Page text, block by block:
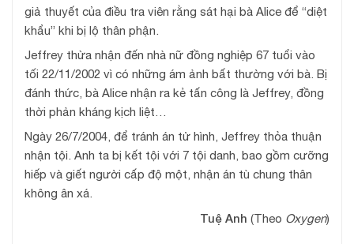
giả thuyết của điều tra viên rằng sát hại bà Alice để “diệt
khẩu” khi bị lộ thân phận.
Jeffrey thừa nhận đến nhà nữ đồng nghiệp 67 tuổi vào
tối 22/11/2002 vì có những ám ảnh bất thường với bà. Bị
đánh thức, bà Alice nhận ra kẻ tấn công là Jeffrey, đồng
thời phản kháng kịch liệt…
Ngày 26/7/2004, để tránh án tử hình, Jeffrey thỏa thuận
nhận tội. Anh ta bị kết tội với 7 tội danh, bao gồm cưỡng
hiếp và giết người cấp độ một, nhận án tù chung thân
không ân xá.
Tuệ Anh (Theo Oxygen)